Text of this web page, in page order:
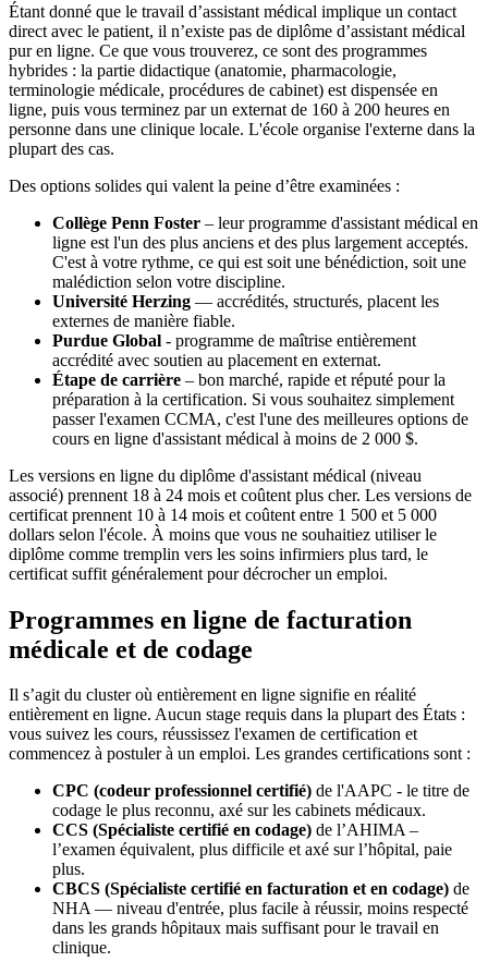
Étant donné que le travail d’assistant médical implique un contact
direct avec le patient, il n’existe pas de diplôme d’assistant médical
pur en ligne. Ce que vous trouverez, ce sont des programmes
hybrides : la partie didactique (anatomie, pharmacologie,
terminologie médicale, procédures de cabinet) est dispensée en
ligne, puis vous terminez par un externat de 160 à 200 heures en
personne dans une clinique locale. L'école organise l'externe dans la
plupart des cas.
Des options solides qui valent la peine d’être examinées :
Collège Penn Foster – leur programme d'assistant médical en
ligne est l'un des plus anciens et des plus largement acceptés.
C'est à votre rythme, ce qui est soit une bénédiction, soit une
malédiction selon votre discipline.
Université Herzing — accrédités, structurés, placent les
externes de manière fiable.
Purdue Global - programme de maîtrise entièrement
accrédité avec soutien au placement en externat.
Étape de carrière – bon marché, rapide et réputé pour la
préparation à la certification. Si vous souhaitez simplement
passer l'examen CCMA, c'est l'une des meilleures options de
cours en ligne d'assistant médical à moins de 2 000 $.
Les versions en ligne du diplôme d'assistant médical (niveau
associé) prennent 18 à 24 mois et coûtent plus cher. Les versions de
certificat prennent 10 à 14 mois et coûtent entre 1 500 et 5 000
dollars selon l'école. À moins que vous ne souhaitiez utiliser le
diplôme comme tremplin vers les soins infirmiers plus tard, le
certificat suffit généralement pour décrocher un emploi.
Programmes en ligne de facturation
médicale et de codage
Il s’agit du cluster où entièrement en ligne signifie en réalité
entièrement en ligne. Aucun stage requis dans la plupart des États :
vous suivez les cours, réussissez l'examen de certification et
commencez à postuler à un emploi. Les grandes certifications sont :
CPC (codeur professionnel certifié) de l'AAPC - le titre de
codage le plus reconnu, axé sur les cabinets médicaux.
CCS (Spécialiste certifié en codage) de l’AHIMA –
l’examen équivalent, plus difficile et axé sur l’hôpital, paie
plus.
CBCS (Spécialiste certifié en facturation et en codage) de
NHA — niveau d'entrée, plus facile à réussir, moins respecté
dans les grands hôpitaux mais suffisant pour le travail en
clinique.